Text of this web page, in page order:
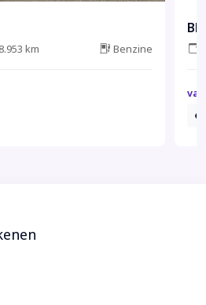
km Benzine
va.
€